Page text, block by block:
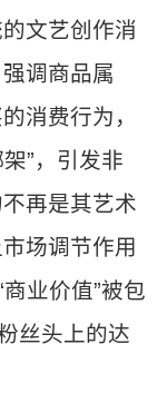
文艺创作消
调商品属
消费行为，
”，引发非
再是其艺术
场调节作用
业价值”被包
丝头上的达